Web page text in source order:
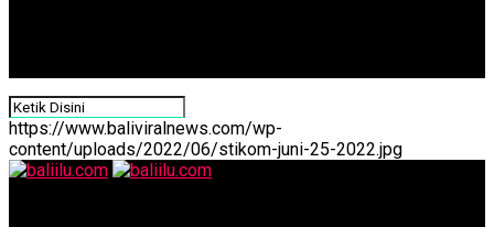
https://www.baliviralnews.com/wp-
content/uploads/2022/06/stikom-juni-25-2022.jpg